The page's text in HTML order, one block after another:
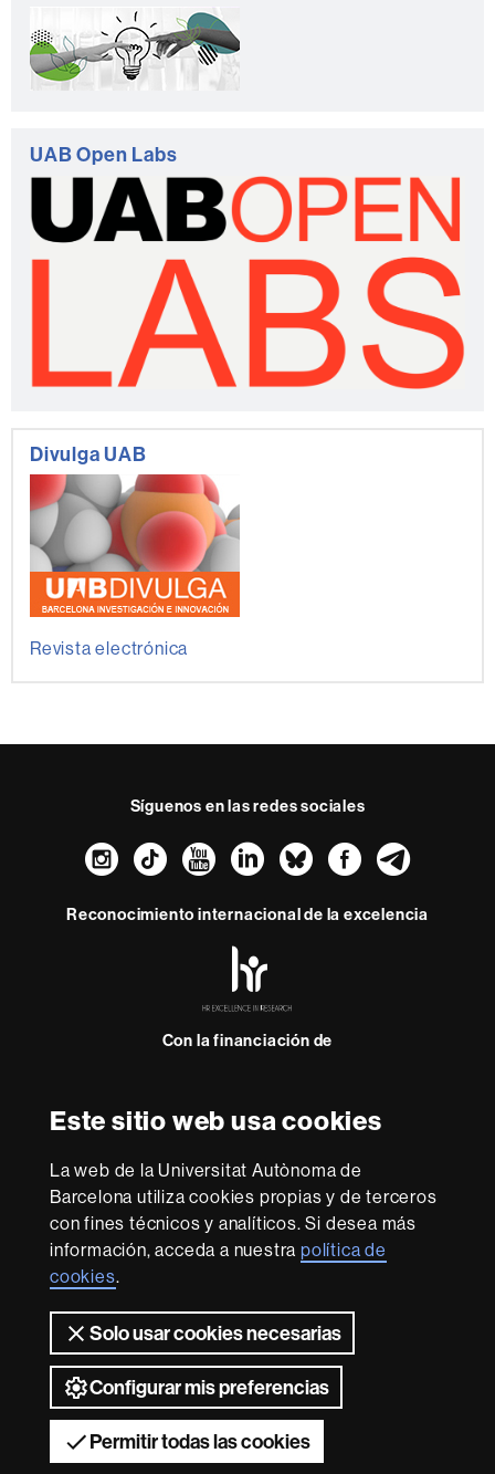
Este sitio web usa cookies
La web de la Universitat Autònoma de
Barcelona utiliza cookies propias y de terceros
con fines técnicos y analíticos. Si desea más
información, acceda a nuestrapolítica de
cookies.
Solo usar cookies necesarias
Configurar mis preferencias
Permitir todas las cookies
UAB Open Labs
Divulga UAB
Revista electrónica
Síguenos en las redes sociales
Instagram
TikTokYouTube
LinkedIn
Bluesky
Reconocimiento internacional de la excelencia
-
Con la financiación de
Sobre
esta
web Aviso legal Protección de datos Sobre el
web Accesibilidad web Mapa del web UAB
Somos una universidad líder que imparte una docencia
de calidad y excelencia, diversificada, multidisciplinaria y
flexible, adecuada a las necesidades de la sociedad y
adaptada a los nuevos modelos de la Europa del
conocimiento. La UAB es reconocida internacionalmente
por la calidad y el carácter innovador de su investigación.
2026 Universitat Autònoma de Barcelona